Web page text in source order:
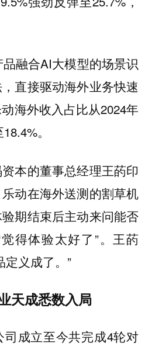
融合AI大模型的场景识
直接驱动海外业务快速
海外收入占比从2024年
。
本的董事总经理王菂印
动在海外送测的割草机
期结束后主动来问能否
得体验太好了”。王菂
定义成了。”
天成悉数入局
成立至今共完成4轮对